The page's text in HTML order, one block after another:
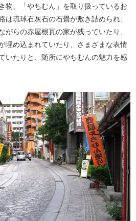
物、「やちむん」を取り扱っているお
は琉球石灰石の石畳が敷き詰められ、
がらの赤屋根瓦の家が残っていたり、
埋め込まれていたり、さまざまな表情
いたりと、随所にやちむんの魅力を感